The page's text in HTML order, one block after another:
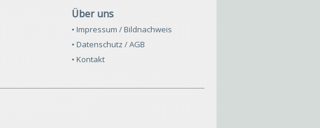
Über uns
• Impressum / Bildnachweis
• Datenschutz / AGB
• Kontakt